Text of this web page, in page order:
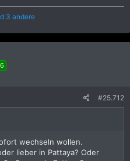
3 andere
#25.712
wechseln wollen.
lieber in Pattaya? Oder